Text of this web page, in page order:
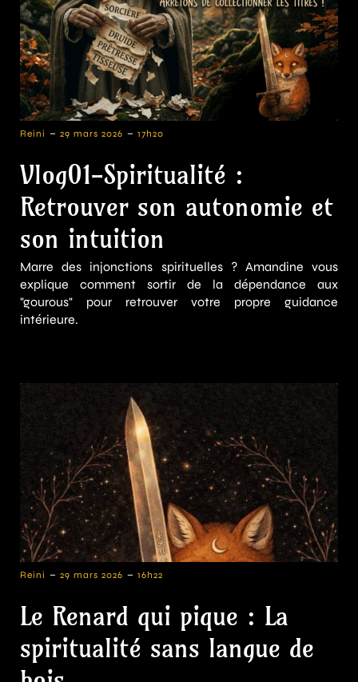
Reini - 29 mars 2026 - 17h20
Vlog01-Spiritualité :
Retrouver son autonomie et
son intuition
Marre des injonctions spirituelles ? Amandine vous
explique comment sortir de la dépendance aux
"gourous" pour retrouver votre propre guidance
intérieure.
Reini - 29 mars 2026 - 16h22
Le Renard qui pique : La
spiritualité sans langue de